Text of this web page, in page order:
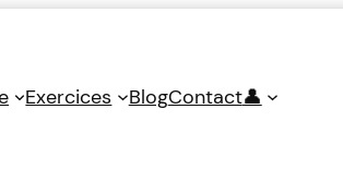
Exercices BlogContact👤